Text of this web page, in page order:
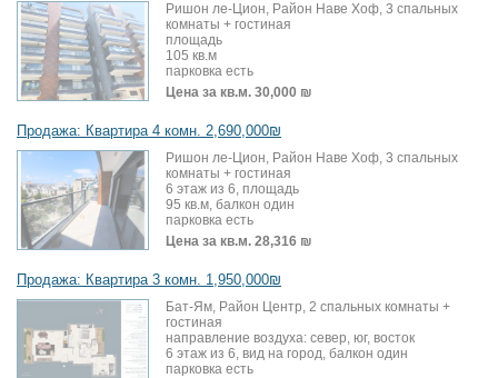
Ришон ле-Цион, Район Наве Хоф, 3 спальных
комнаты + гостиная
площадь
105 кв.м
парковка есть
Цена за кв.м. 30,000 ₪
Продажа: Квартира 4 комн. 2,690,000₪
Ришон ле-Цион, Район Наве Хоф, 3 спальных
комнаты + гостиная
6 этаж из 6, площадь
95 кв.м, балкон один
парковка есть
Цена за кв.м. 28,316 ₪
Продажа: Квартира 3 комн. 1,950,000₪
Бат-Ям, Район Центр, 2 спальных комнаты +
гостиная
направление воздуха: север, юг, восток
6 этаж из 6, вид на город, балкон один
парковка есть